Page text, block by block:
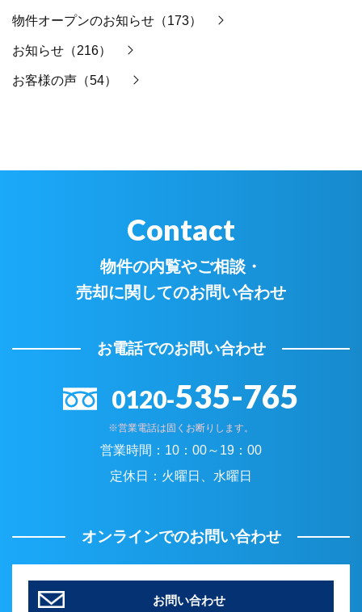
物件オープンのお知らせ（173）
お知らせ（216）
お客様の声（54）
Contact
物件の内覧やご相談・
売却に関してのお問い合わせ
お電話でのお問い合わせ
0120-535-765
※営業電話は固くお断りします。
営業時間： 10：00～19：00
定休日： 火曜日、水曜日
オンラインでのお問い合わせ
お問い合わせ